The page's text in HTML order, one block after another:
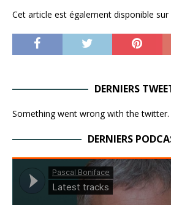
Cet article est également disponible sur
DERNIERS
Something went wrong with the twitter.
DERNIERS